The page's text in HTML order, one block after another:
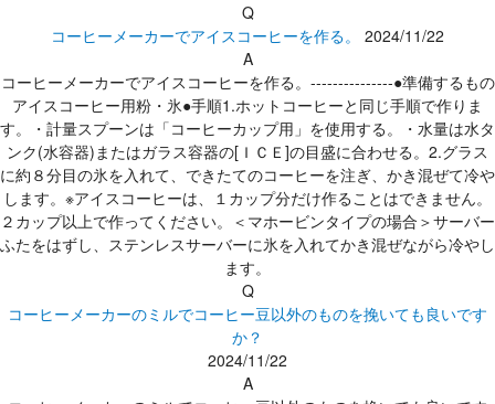
Q
コーヒーメーカーでアイスコーヒーを作る。
2024/11/22
A
コーヒーメーカーでアイスコーヒーを作る。---------------●準備するもの
アイスコーヒー用粉・氷●手順1.ホットコーヒーと同じ手順で作りま
す。・計量スプーンは「コーヒーカップ用」を使用する。・水量は水タ
ンク(水容器)またはガラス容器の[ＩＣＥ]の目盛に合わせる。2.グラス
に約８分目の氷を入れて、できたてのコーヒーを注ぎ、かき混ぜて冷や
します。※アイスコーヒーは、１カップ分だけ作ることはできません。
２カップ以上で作ってください。＜マホービンタイプの場合＞サーバー
ふたをはずし、ステンレスサーバーに氷を入れてかき混ぜながら冷やし
ます。
Q
コーヒーメーカーのミルでコーヒー豆以外のものを挽いても良いです
か？
2024/11/22
A